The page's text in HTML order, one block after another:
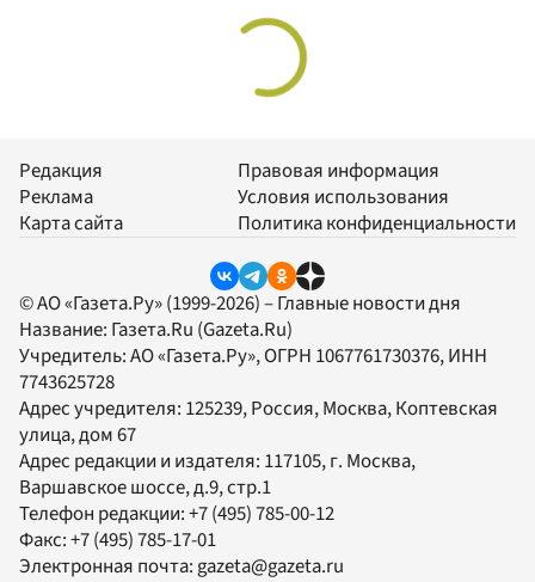
Редакция
Реклама
Карта сайта
Правовая информация
Условия использования
Политика конфиденциальности
© АО «Газета.Ру» (1999-2026) – Главные новости дня
Название: Газета.Ru (Gazeta.Ru)
Учредитель:АО «Газета.Ру», ОГРН 1067761730376, ИНН
7743625728
Адрес учредителя: 125239, Россия, Москва, Коптевская
улица, дом 67
Адрес редакции и издателя: 117105, г. Москва,
Варшавское шоссе, д.9, стр.1
Телефон редакции:+7 (495) 785-00-12
Факс:+7 (495) 785-17-01
Электронная почта: gazeta@gazeta.ru